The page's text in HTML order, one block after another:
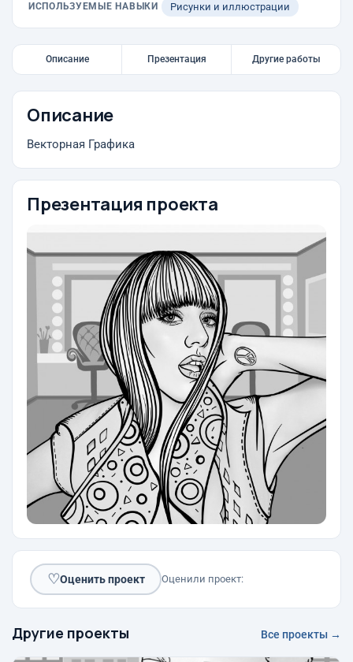
ИСПОЛЬЗУЕМЫЕ НАВЫКИ Рисунки и иллюстрации
Описание Презентация Другие работы
Описание
Векторная Графика
Презентация проекта
♡Оценить проект Оценили проект:
Другие проекты Все проекты →